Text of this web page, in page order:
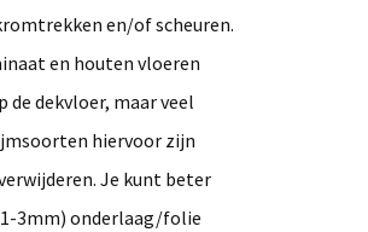
en/of scheuren.
en houten vloeren
de dekvloer, maar veel
hiervoor zijn
Je kunt beter
3mm) onderlaag/folie